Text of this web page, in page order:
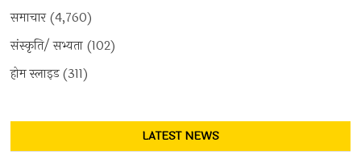
समाचार(4,760)
संस्कृति/ सभ्यता (102)
होम स्लाइड(311)
LATEST NEWS